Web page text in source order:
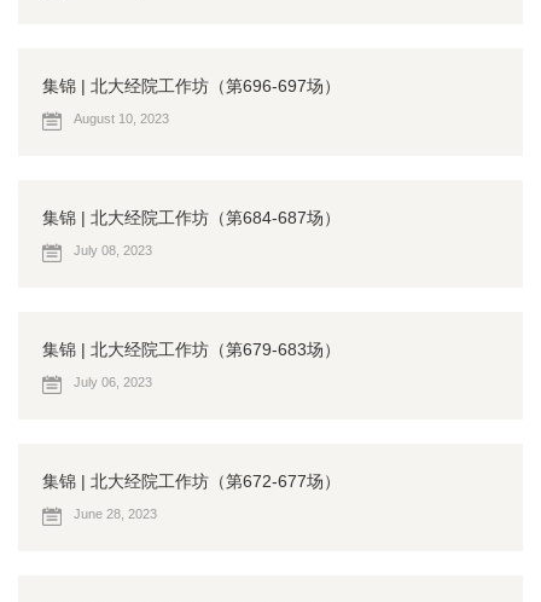
集锦 | 北大经院工作坊（第696-697场）
August 10, 2023
集锦 | 北大经院工作坊（第684-687场）
July 08, 2023
集锦 | 北大经院工作坊（第679-683场）
July 06, 2023
集锦 | 北大经院工作坊（第672-677场）
June 28, 2023